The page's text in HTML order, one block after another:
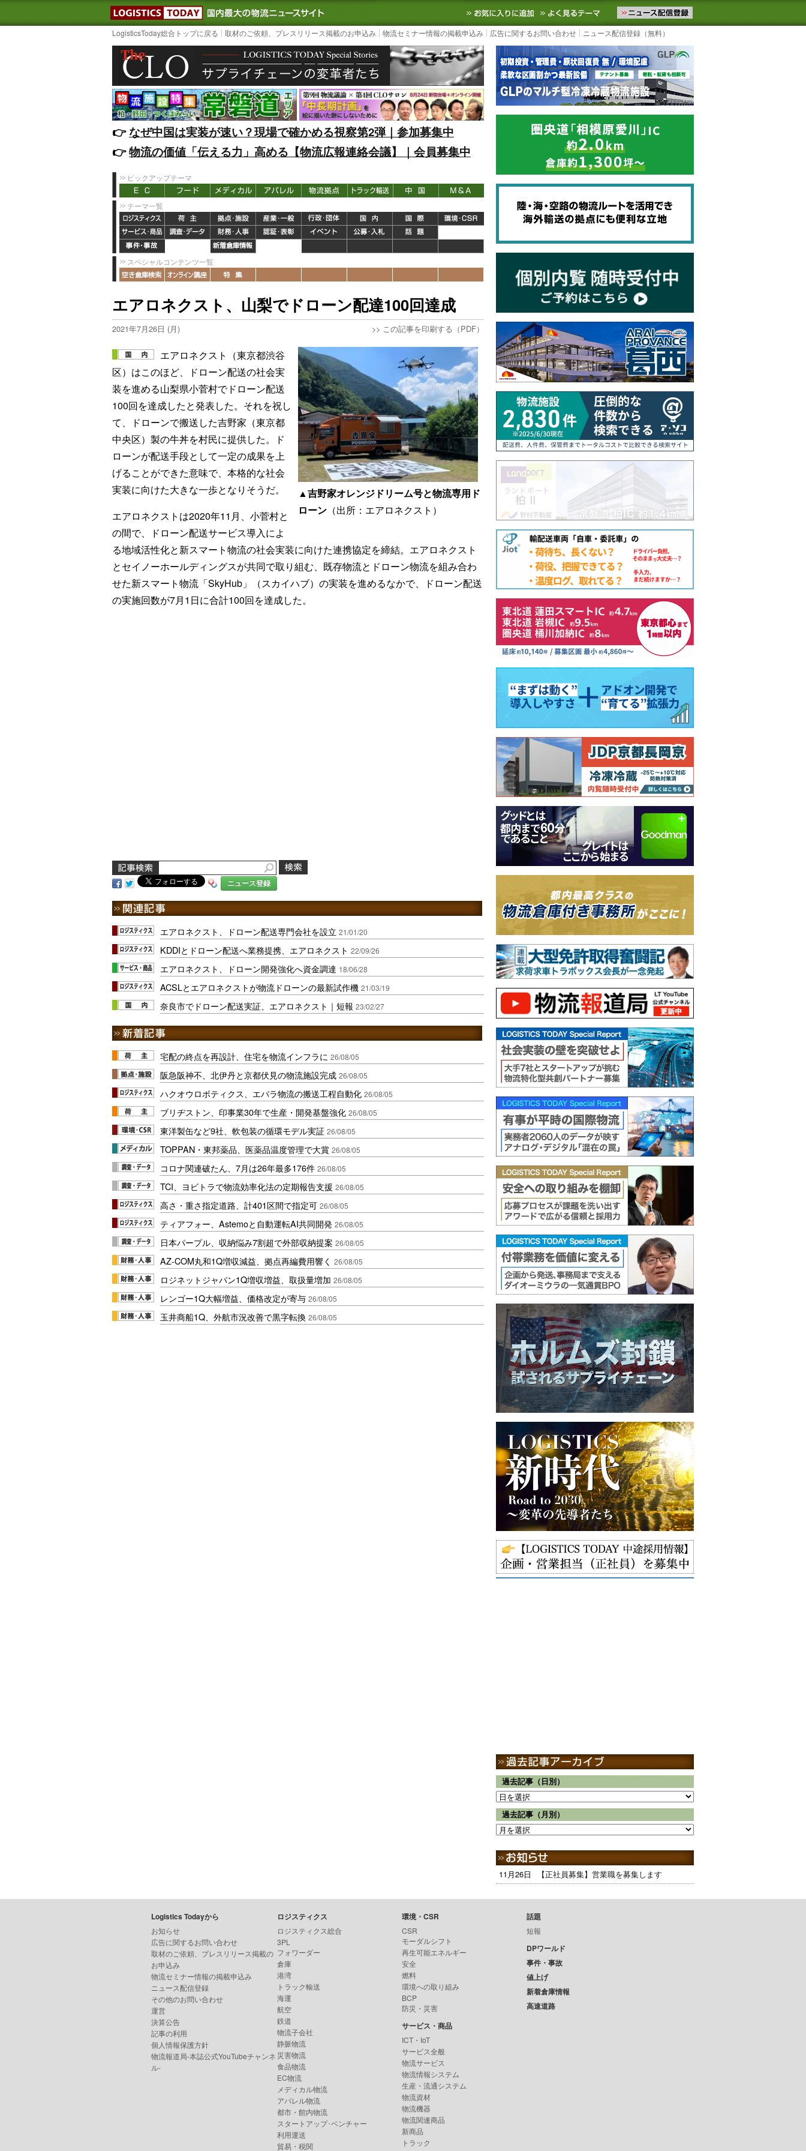
LOGISTICS TODAY｜国内最大の物流ニュースサイト3PL, SCMなど国内外の最新の物流ニュースをお届けします。物流ニュースメール配信を登録す
お気に入りに追加 よく見るテーマ
LogisticsToday総合トップに戻る 取材のご依頼、プレスリリース掲載のお申込み 物流セミナー情報の掲載申込み 広告に関するお問い合わせ ニュース配信登録（無料）
👉️なぜ中国は実装が速い？現場で確かめる視察第2弾｜参加募集中
👉️物流の価値「伝える力」高める【物流広報連絡会議】｜会員募集中
ピックアップテーマ
テーマ一覧
スペシャルコンテンツ一覧
エアロネクスト、山梨でドローン配達100回達成
2021年7月26日 (月) >> この記事を印刷する（PDF）
▲吉野家オレンジドリーム号と物流専用ド
ローン （出所：エアロネクスト）
エアロネクスト（東京都渋谷
区）はこのほど、ドローン配送の社会実
装を進める山梨県小菅村でドローン配送
100回を達成したと発表した。それを祝し
て、ドローンで搬送した吉野家（東京都
中央区）製の牛丼を村民に提供した。ド
ローンが配送手段として一定の成果を上
げることができた意味で、本格的な社会
実装に向けた大きな一歩となりそうだ。
エアロネクストは2020年11月、小菅村と
の間で、ドローン配送サービス導入によ
る地域活性化と新スマート物流の社会実装に向けた連携協定を締結。エアロネクスト
とセイノーホールディングスが共同で取り組む、既存物流とドローン物流を組み合わ
せた新スマート物流「SkyHub」（スカイハブ）の実装を進めるなかで、ドローン配送
の実施回数が7月1日に合計100回を達成した。
ニュース登録
エアロネクスト、ドローン配送専門会社を設立 21/01/20
KDDIとドローン配送へ業務提携、エアロネクスト 22/09/26
エアロネクスト、ドローン開発強化へ資金調達 18/06/28
ACSLとエアロネクストが物流ドローンの最新試作機 21/03/19
奈良市でドローン配送実証、エアロネクスト｜短報 23/02/27
宅配の終点を再設計、住宅を物流インフラに 26/08/05
阪急阪神不、北伊丹と京都伏見の物流施設完成 26/08/05
ハクオウロボティクス、エバラ物流の搬送工程自動化 26/08/05
ブリヂストン、印事業30年で生産・開発基盤強化 26/08/05
東洋製缶など9社、軟包装の循環モデル実証 26/08/05
TOPPAN・東邦薬品、医薬品温度管理で大賞 26/08/05
コロナ関連破たん、7月は26年最多176件 26/08/05
TCI、ヨビトラで物流効率化法の定期報告支援 26/08/05
高さ・重さ指定道路、計401区間で指定可 26/08/05
ティアフォー、Astemoと自動運転AI共同開発 26/08/05
日本パープル、収納悩み7割超で外部収納提案 26/08/05
AZ-COM丸和1Q増収減益、拠点再編費用響く 26/08/05
ロジネットジャパン1Q増収増益、取扱量増加 26/08/05
レンゴー1Q大幅増益、価格改定が寄与 26/08/05
玉井商船1Q、外航市況改善で黒字転換 26/08/05
過去記事（日別）
過去記事（月別）
11月26日 【正社員募集】営業職を募集します
Logistics Todayから
お知らせ
広告に関するお問い合わせ
取材のご依頼、プレスリリース掲載の
お申込み
物流セミナー情報の掲載申込み
ニュース配信登録
その他のお問い合わせ
運営
決算公告
記事の利用
個人情報保護方針
物流報道局-本誌公式YouTubeチャンネ
ル-
ロジスティクス
ロジスティクス総合
3PL
フォワーダー
倉庫
港湾
トラック輸送
海運
航空
鉄道
物流子会社
静脈物流
災害物流
食品物流
EC物流
メディカル物流
アパレル物流
都市・館内物流
スタートアップ･ベンチャー
利用運送
貿易・税関
環境・CSR
CSR
モーダルシフト
再生可能エネルギー
安全
燃料
環境への取り組み
BCP
防災・災害
サービス・商品
ICT・IoT
サービス全般
物流サービス
物流情報システム
生産・流通システム
物流資材
物流機器
物流関連商品
新商品
トラック
話題
短報
DPワールド
事件・事故
値上げ
新着倉庫情報
高速道路